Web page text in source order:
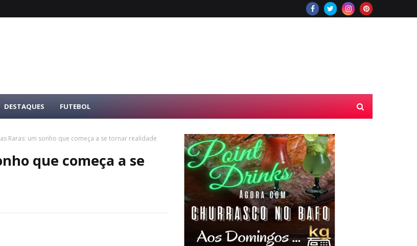
DESTAQUES FUTEBOL
Raras: um sonho que começa a se tornar realidade
que começa a se